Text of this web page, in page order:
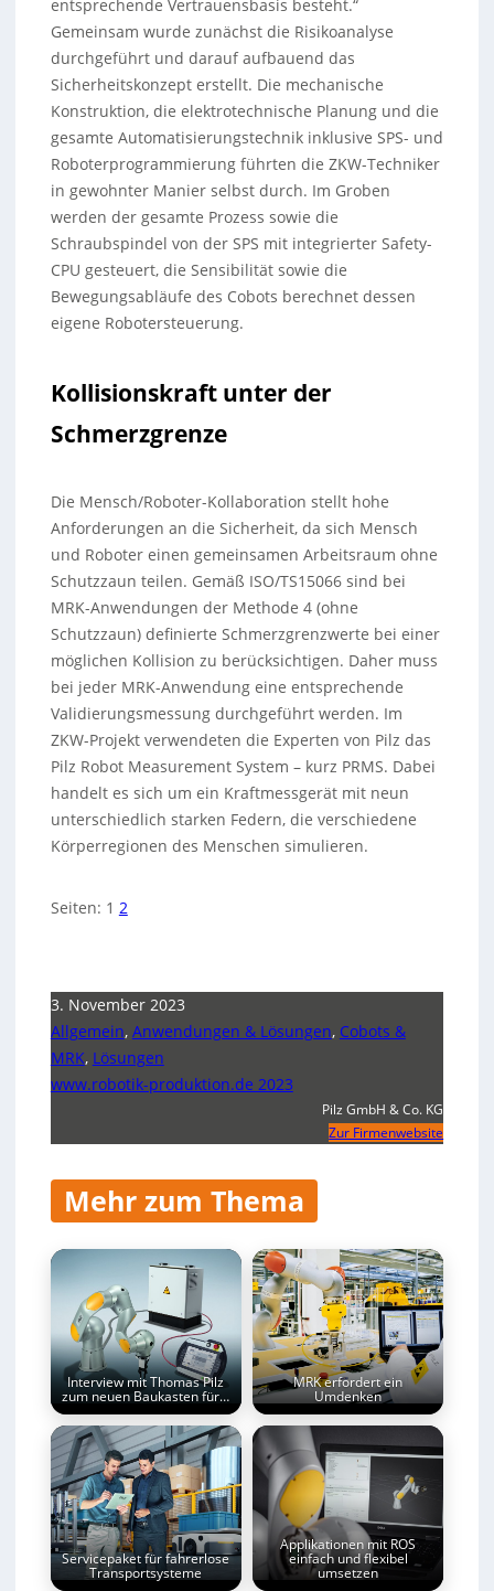
entsprechende Vertrauensbasis besteht.“
Gemeinsam wurde zunächst die Risikoanalyse
durchgeführt und darauf aufbauend das
Sicherheitskonzept erstellt. Die mechanische
Konstruktion, die elektrotechnische Planung und die
gesamte Automatisierungstechnik inklusive SPS- und
Roboterprogrammierung führten die ZKW-Techniker
in gewohnter Manier selbst durch. Im Groben
werden der gesamte Prozess sowie die
Schraubspindel von der SPS mit integrierter Safety-
CPU gesteuert, die Sensibilität sowie die
Bewegungsabläufe des Cobots berechnet dessen
eigene Robotersteuerung.
Kollisionskraft unter der
Schmerzgrenze
Die Mensch/Roboter-Kollaboration stellt hohe
Anforderungen an die Sicherheit, da sich Mensch
und Roboter einen gemeinsamen Arbeitsraum ohne
Schutzzaun teilen. Gemäß ISO/TS15066 sind bei
MRK-Anwendungen der Methode 4 (ohne
Schutzzaun) definierte Schmerzgrenzwerte bei einer
möglichen Kollision zu berücksichtigen. Daher muss
bei jeder MRK-Anwendung eine entsprechende
Validierungsmessung durchgeführt werden. Im
ZKW-Projekt verwendeten die Experten von Pilz das
Pilz Robot Measurement System – kurz PRMS. Dabei
handelt es sich um ein Kraftmessgerät mit neun
unterschiedlich starken Federn, die verschiedene
Körperregionen des Menschen simulieren.
Seiten: 1 2
3. November 2023
Allgemein, Anwendungen & Lösungen, Cobots &
MRK, Lösungen
www.robotik-produktion.de 2023
Pilz GmbH & Co. KG
Zur Firmenwebsite
Mehr zum Thema
Interview mit Thomas Pilz
zum neuen Baukasten für…
MRK erfordert ein
Umdenken
Servicepaket für fahrerlose
Transportsysteme
Applikationen mit ROS
einfach und flexibel
umsetzen